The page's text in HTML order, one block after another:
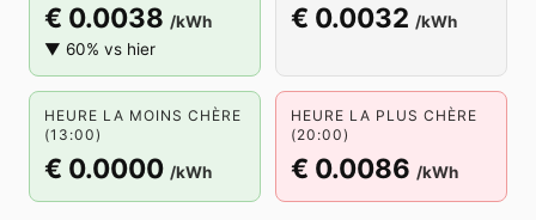
€ 0.0038 /kWh
▼ 60% vs hier
€ 0.0032 /kWh
HEURE LA MOINS CHÈRE
(13:00)
€ 0.0000 /kWh
HEURE LA PLUS CHÈRE
(20:00)
€ 0.0086 /kWh